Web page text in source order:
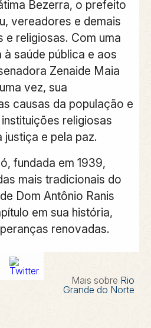
Bezerra, o prefeito
vereadores e demais
e religiosas. Com uma
saúde pública e aos
Zenaide Maia
vez, sua
causas da população e
religiosas
justiça e pela paz.
fundada em 1939,
mais tradicionais do
Dom Antônio Ranis
em sua história,
renovadas.
Mais sobre Rio
Grande do Norte